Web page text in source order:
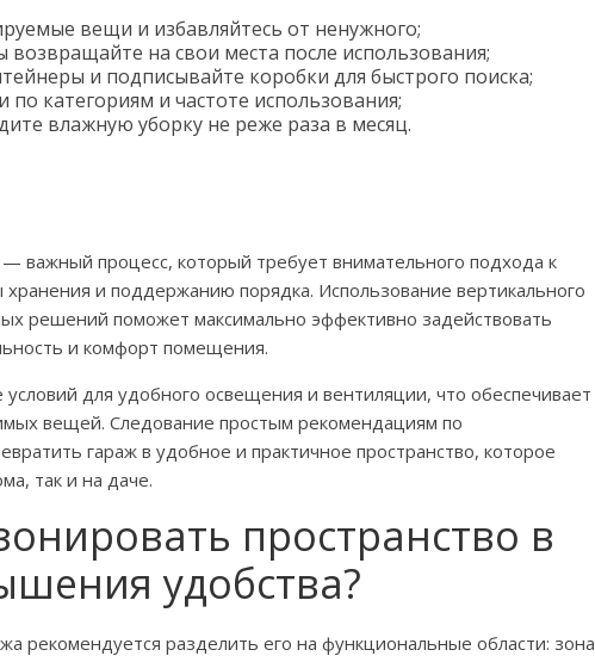
вещи и избавляйтесь от ненужного;
возвращайте на свои места после использования;
и подписывайте коробки для быстрого поиска;
по категориям и частоте использования;
влажную уборку не реже раза в месяц.
важный процесс, который требует внимательного подхода к
и поддержанию порядка. Использование вертикального
решений поможет максимально эффективно задействовать
и комфорт помещения.
для удобного освещения и вентиляции, что обеспечивает
вещей. Следование простым рекомендациям по
гараж в удобное и практичное пространство, которое
так и на даче.
пространство в
удобства?
рекомендуется разделить его на функциональные области: зона